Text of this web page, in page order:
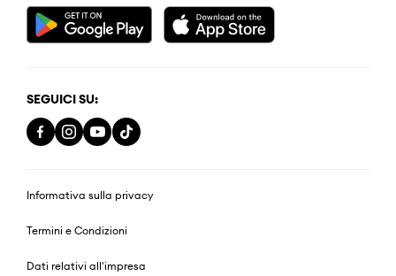
SEGUICI SU:
Informativa sulla privacy
Termini e Condizioni
Dati relativi all'impresa